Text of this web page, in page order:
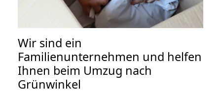
Wir sind ein
Familienunternehmen und helfen
Ihnen beim Umzug nach
Grünwinkel